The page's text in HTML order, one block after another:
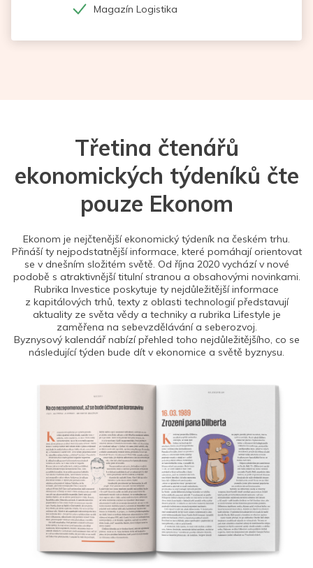
Magazín Logistika
Třetina čtenářů
ekonomických týdeníků čte
pouze Ekonom
Ekonom je nejčtenější ekonomický týdeník na českém trhu.
Přináší ty nejpodstatnější informace, které pomáhají orientovat
se v dnešním složitém světě. Od října 2020 vychází v nové
podobě s atraktivnější titulní stranou a obsahovými novinkami.
Rubrika Investice poskytuje ty nejdůležitější informace
z kapitálových trhů, texty z oblasti technologií představují
aktuality ze světa vědy a techniky a rubrika Lifestyle je
zaměřena na sebevzdělávání a seberozvoj.
Byznysový kalendář nabízí přehled toho nejdůležitějšího, co se
následující týden bude dít v ekonomice a světě byznysu.